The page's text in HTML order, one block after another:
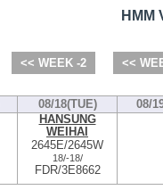
HMM
<< WEEK -2 <<
08/18(TUE)
08/
HANSUNG
WEIHAI
2645E/2645W
18/-18/
FDR/3E8662